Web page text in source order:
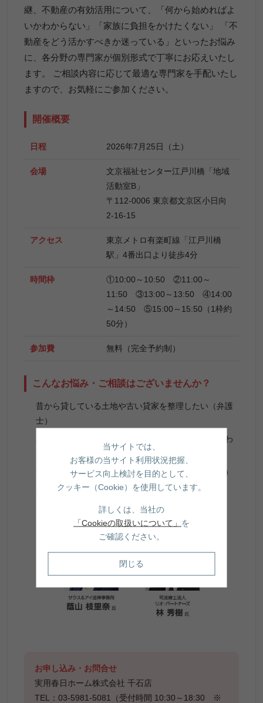
継、不動産の有効活用について、「何から始めればよ
いかわからない」「家族に負担をかけたくない」 「不
動産をどう活かすべきか迷っている」といったお悩み
に、各分野の専門家が個別形式で丁寧にお応えいたし
ます。 ご相談内容に応じて最適な専門家を手配いたし
ますので、お気軽にご参加ください。
開催概要
日程 2026年7月25日（土）
会場
文京福祉センター江戸川橋「地域
活動室B」
〒112-0006 東京都文京区小日向
2-16-15
アクセス
東京メトロ有楽町線「江戸川橋
駅」4番出口より徒歩4分
時間枠
①10:00～10:50 ②11:00～
11:50 ③13:00～13:50 ④14:00
～14:50 ⑤15:00～15:50（1枠約
50分）
参加費 無料（完全予約制）
こんなお悩み・ご相談はございませんか？
昔から貸している土地や古い貸家を整理したい（弁護
士）
相続税対策を今から始めたいが、何をすればよいかわ
からない（税理士）
子どもへの不動産承継を円滑に進めたい（司法書士）
遺言書や家族信託についてのご相談 など
お申し込み・お問合せ
実用春日ホーム株式会社 千石店
TEL：03-5981-5081（受付時間 10:30～18:30 ※
当サイトでは、
お客様の当サイト利用状況把握、
サービス向上検討を目的として、
クッキー（Cookie）を使用しています。
詳しくは、当社の
「Cookieの取扱いについて」 を
ご確認ください。
閉じる